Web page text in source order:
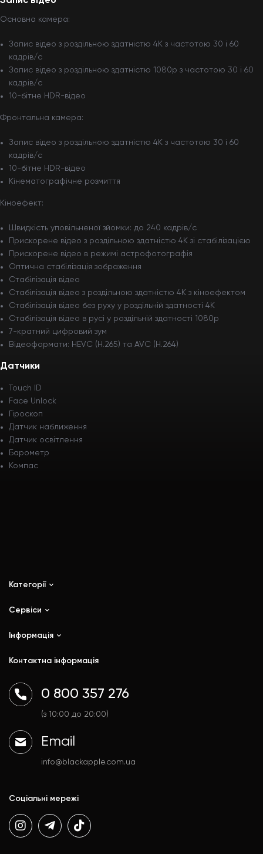
Основна камера:
Запис відео з роздільною здатністю 4K з частотою 30 і 60
кадрів/с
Запис відео з роздільною здатністю 1080p з частотою 30 і 60
кадрів/с
10-бітне HDR-відео
Фронтальна камера:
Запис відео з роздільною здатністю 4K з частотою 30 і 60
кадрів/с
10-бітне HDR-відео
Кінематографічне розмиття
Кіноефект:
Швидкість уповільненої зйомки: до 240 кадрів/с
Прискорене відео з роздільною здатністю 4K зі стабілізацією
Прискорене відео в режимі астрофотографія
Оптична стабілізація зображення
Стабілізація відео
Стабілізація відео з роздільною здатністю 4K з кіноефектом
Стабілізація відео без руху у роздільній здатності 4K
Стабілізація відео в русі у роздільній здатності 1080p
7-кратний цифровий зум
Відеоформати: HEVC (H.265) та AVC (H.264)
Датчики
Touch ID
Face Unlock
Гіроскоп
Датчик наближення
Датчик освітлення
Барометр
Компас
Категорії
iPhone
iPad
Watch
Гаджети
Аксесуари
Сервіси
Ремонт
Trade In
Інформація
Доставка і оплата
Договір публічної оферти
Політика конфіденційності
Контактна інформація
0 800 357 276
(з 10:00 до 20:00)
Email
info@blackapple.com.ua
Соціальні мережі